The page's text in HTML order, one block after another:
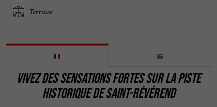
Terrasse
VIVEZ DES SENSATIONS FORTES SUR LA PISTE
HISTORIQUE DE SAINT-RÉVÉREND